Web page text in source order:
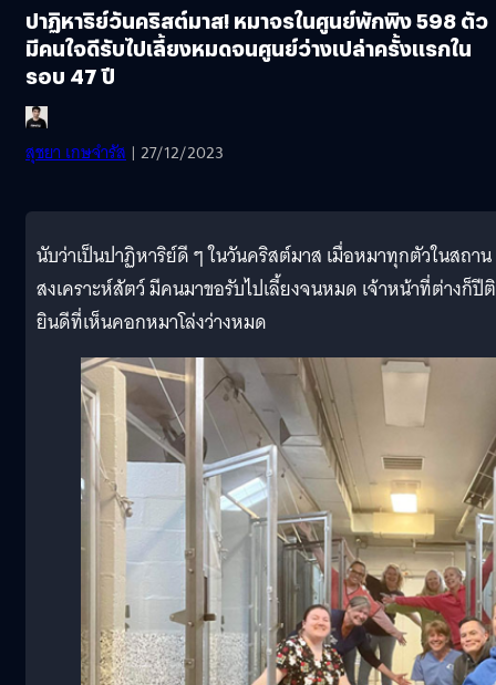
ปาฏิหาริย์วันคริสต์มาส! หมาจรในศูนย์พักพิง 598 ตัว
มีคนใจดีรับไปเลี้ยงหมดจนศูนย์ว่างเปล่าครั้งแรกใน
รอบ 47 ปี
สุชยา เกษจำรัส | 27/12/2023
นับว่าเป็นปาฏิหาริย์ดี ๆ ในวันคริสต์มาส เมื่อหมาทุกตัวในสถาน
สงเคราะห์สัตว์ มีคนมาขอรับไปเลี้ยงจนหมด เจ้าหน้าที่ต่างก็ปีติ
ยินดีที่เห็นคอกหมาโล่งว่างหมด